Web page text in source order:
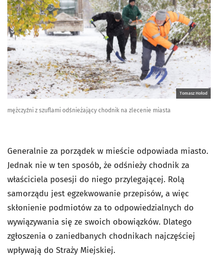
Tomasz Hołod
mężczyźni z szuflami odśnieżający chodnik na zlecenie miasta
Generalnie za porządek w mieście odpowiada miasto.
Jednak nie w ten sposób, że odśnieży chodnik za
właściciela posesji do niego przylegającej. Rolą
samorządu jest egzekwowanie przepisów, a więc
skłonienie podmiotów za to odpowiedzialnych do
wywiązywania się ze swoich obowiązków. Dlatego
zgłoszenia o zaniedbanych chodnikach najczęściej
wpływają do Straży Miejskiej.